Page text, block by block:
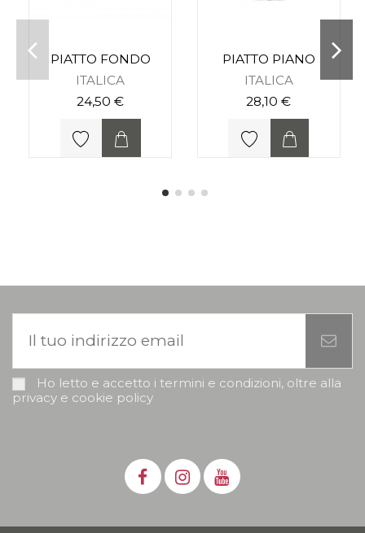
PIATTO FONDO
ITALICA
24,50 €
PIATTO PIANO
ITALICA
28,10 €
Ho letto e accetto i termini e condizioni, oltre alla
privacy e cookie policy